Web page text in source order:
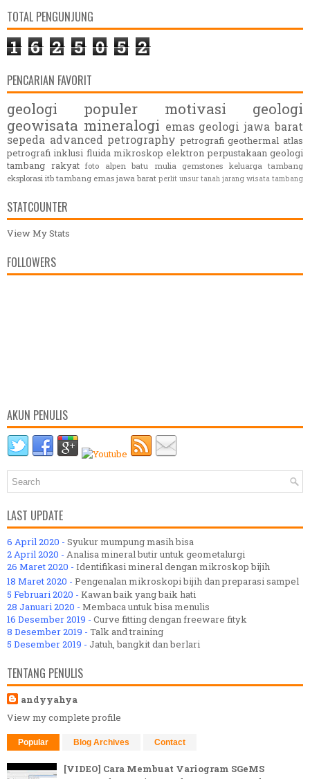
TOTAL PENGUNJUNG
1 6 2 5 0 5 2
PENCARIAN FAVORIT
geologi populer motivasi
geologi
geowisata mineralogi emas geologi jawa barat
sepeda advanced petrography petrografi geothermal atlas
petrografi inklusi fluida mikroskop elektron perpustakaan geologi
tambang rakyat foto alpen batu mulia gemstones keluarga tambang
eksplorasi itb tambang emas jawa barat perlit unsur tanah jarang wisata tambang
STATCOUNTER
View My Stats
FOLLOWERS
AKUN PENULIS
LAST UPDATE
6 April 2020 - Syukur mumpung masih bisa
2 April 2020 - Analisa mineral butir untuk geometalurgi
26 Maret 2020 - Identifikasi mineral dengan mikroskop bijih
18 Maret 2020 - Pengenalan mikroskopi bijih dan preparasi sampel
5 Februari 2020 - Kawan baik yang baik hati
28 Januari 2020 - Membaca untuk bisa menulis
16 Desember 2019 - Curve fitting dengan freeware fityk
8 Desember 2019 - Talk and training
5 Desember 2019 - Jatuh, bangkit dan berlari
TENTANG PENULIS
andyyahya
View my complete profile
Popular Blog Archives Contact
[VIDEO] Cara Membuat Variogram SGeMS